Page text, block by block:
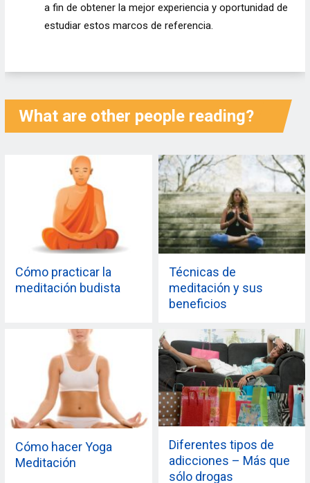
a fin de obtener la mejor experiencia y oportunidad de
estudiar estos marcos de referencia.
What are other people reading?
Cómo practicar la
meditación budista
Técnicas de
meditación y sus
beneficios
Cómo hacer Yoga
Meditación
Diferentes tipos de
adicciones – Más que
sólo drogas